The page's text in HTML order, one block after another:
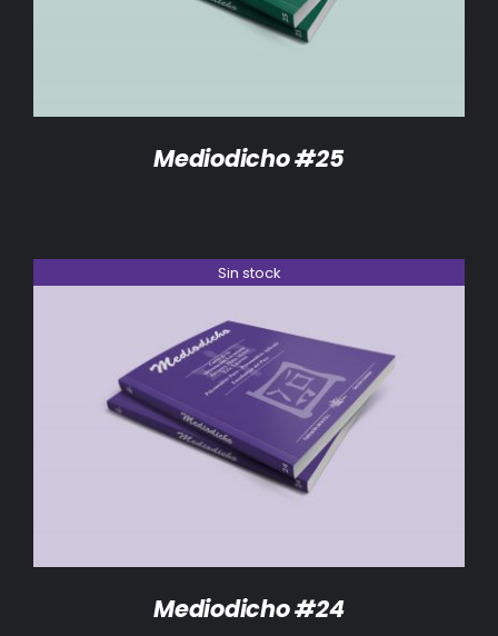
Mediodicho #25
Sin stock
DETALLES
Mediodicho #24